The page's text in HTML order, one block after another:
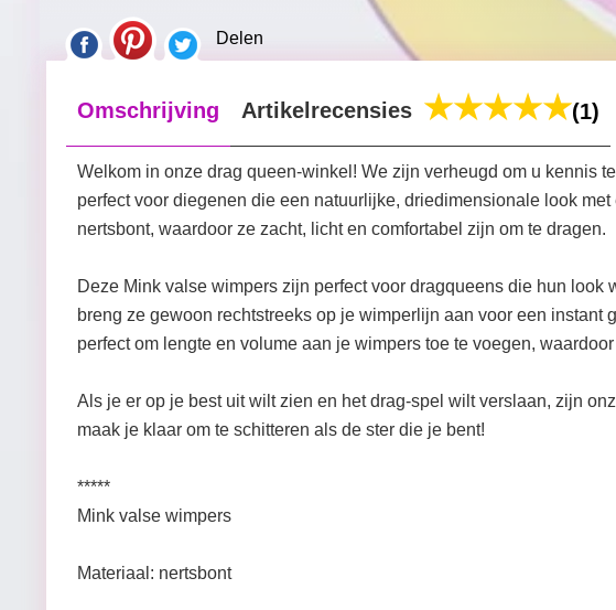
Delen
Omschrijving Artikelrecensies (1)
Welkom in onze drag queen-winkel! We zijn verheugd om u kennis
perfect voor diegenen die een natuurlijke, driedimensionale look
nertsbont, waardoor ze zacht, licht en comfortabel zijn om te dragen.
Deze Mink valse wimpers zijn perfect voor dragqueens die hun
breng ze gewoon rechtstreeks op je wimperlijn aan voor een
perfect om lengte en volume aan je wimpers toe te voegen,
Als je er op je best uit wilt zien en het drag-spel wilt verslaan, zijn
maak je klaar om te schitteren als de ster die je bent!
*****
Mink valse wimpers
Materiaal: nertsbont